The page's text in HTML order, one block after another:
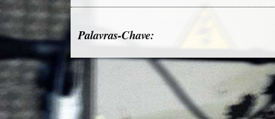
Palavras-Chave: